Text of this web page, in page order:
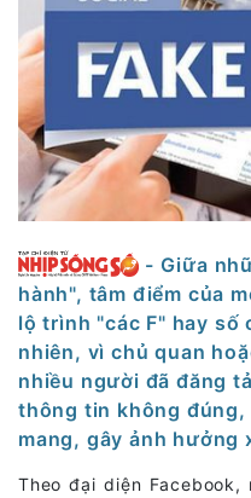
- Giữa
hành", tâm điểm của
lộ trình "các F" hay số
nhiên, vì chủ quan
nhiều người đã đăng
thông tin không đúng,
mang, gây ảnh hưởng
Theo đại diện